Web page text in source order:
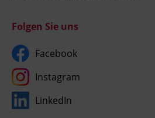
Folgen Sie uns
Facebook
Instagram
LinkedIn